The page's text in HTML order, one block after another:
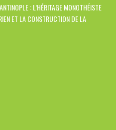
: L’HÉRITAGE MONOTHÉISTE
ET LA CONSTRUCTION DE LA